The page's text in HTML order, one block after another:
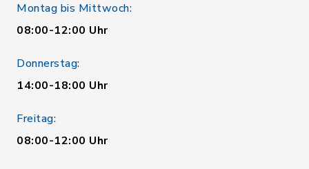
Montag bis Mittwoch:
08:00-12:00 Uhr
Donnerstag:
14:00-18:00 Uhr
Freitag:
08:00-12:00 Uhr